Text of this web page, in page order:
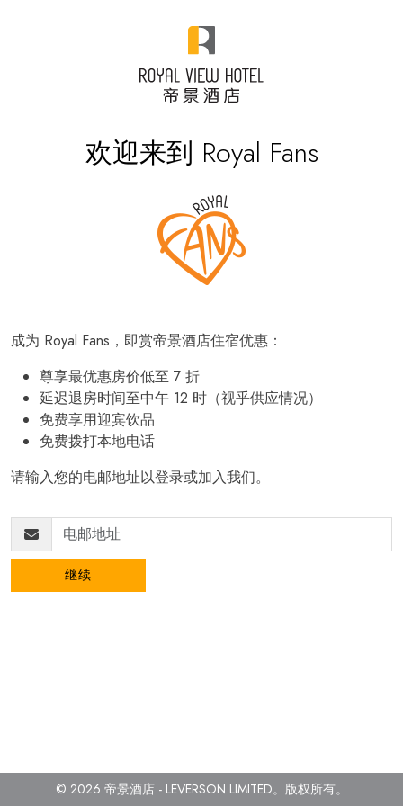
欢迎来到 Royal Fans
成为 Royal Fans，即赏帝景酒店住宿优惠：
尊享最优惠房价低至 7 折
延迟退房时间至中午 12 时（视乎供应情况）
免费享用迎宾饮品
免费拨打本地电话
请输入您的电邮地址以登录或加入我们。
继续
© 2026 帝景酒店 - LEVERSON LIMITED。 版权所有。